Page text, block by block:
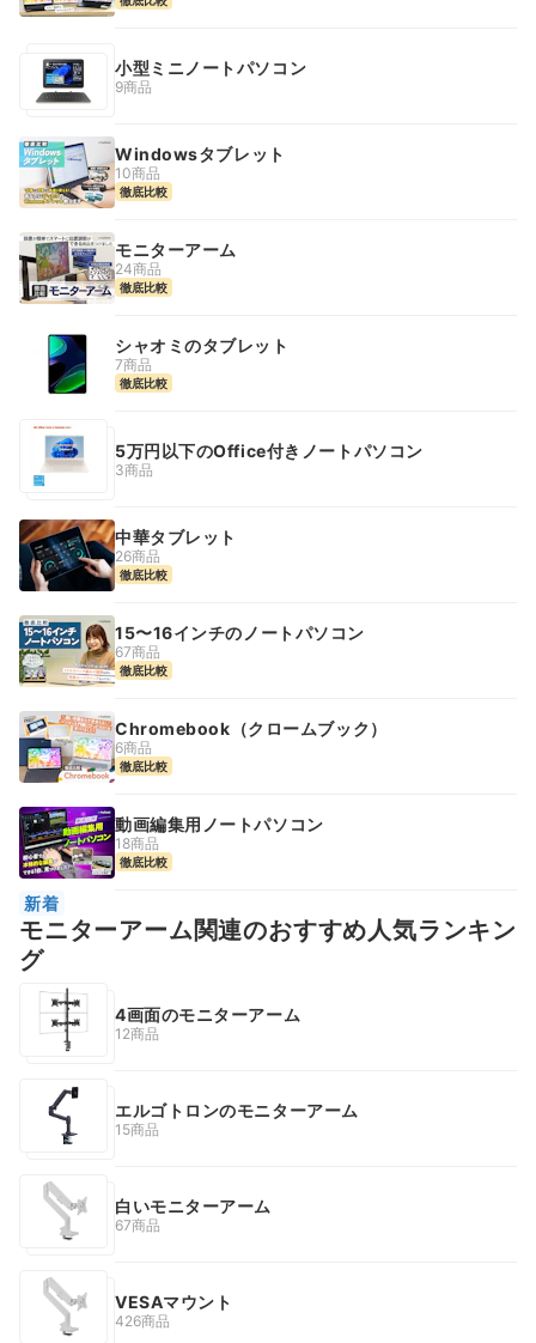
小型ミニノートパソコン
9商品
Windowsタブレット
10商品
徹底比較
モニターアーム
24商品
徹底比較
シャオミのタブレット
7商品
徹底比較
5万円以下のOffice付きノートパソコン
3商品
中華タブレット
26商品
徹底比較
15〜16インチのノートパソコン
67商品
徹底比較
Chromebook（クロームブック）
6商品
徹底比較
動画編集用ノートパソコン
18商品
徹底比較
新着
モニターアーム関連のおすすめ人気ランキン
グ
4画面のモニターアーム
12商品
エルゴトロンのモニターアーム
15商品
白いモニターアーム
67商品
VESAマウント
426商品